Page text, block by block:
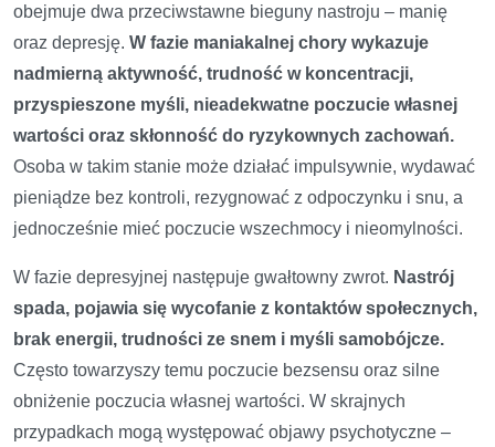
obejmuje dwa przeciwstawne bieguny nastroju – manię
oraz depresję. W fazie maniakalnej chory wykazuje
nadmierną aktywność, trudność w koncentracji,
przyspieszone myśli, nieadekwatne poczucie własnej
wartości oraz skłonność do ryzykownych zachowań.
Osoba w takim stanie może działać impulsywnie, wydawać
pieniądze bez kontroli, rezygnować z odpoczynku i snu, a
jednocześnie mieć poczucie wszechmocy i nieomylności.
W fazie depresyjnej następuje gwałtowny zwrot. Nastrój
spada, pojawia się wycofanie z kontaktów społecznych,
brak energii, trudności ze snem i myśli samobójcze.
Często towarzyszy temu poczucie bezsensu oraz silne
obniżenie poczucia własnej wartości. W skrajnych
przypadkach mogą występować objawy psychotyczne –